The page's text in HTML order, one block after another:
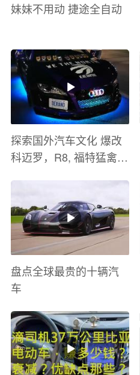
妹妹不用动 捷途全自动
探索国外汽车文化 爆改
科迈罗，R8, 福特猛禽
盘点全球最贵的十辆汽
车